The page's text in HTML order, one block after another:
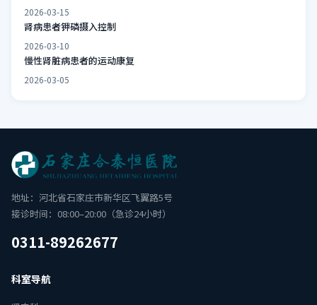
2026-03-15
肾病患者钾磷摄入控制
2026-03-10
慢性肾脏病患者的运动康复
2026-03-05
地址：河北省石家庄市新华区飞翼路5号
接诊时间：08:00–20:00（急诊24小时）
0311-89262677
科室导航